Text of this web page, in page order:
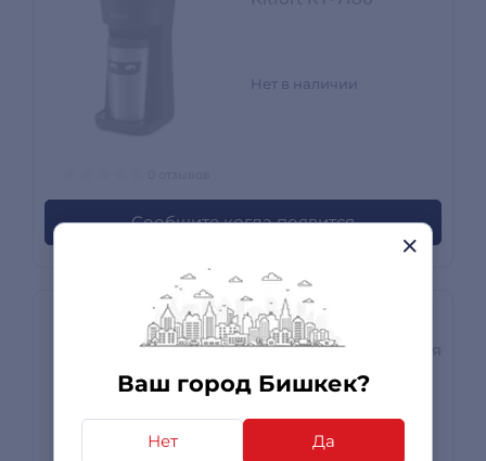
Ваш город Бишкек?
Нет Да
Нет в наличии
Сообщите когда появится
Кофеварка капельная
Ardesto FCM-D2100